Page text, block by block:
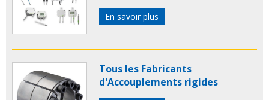
En savoir plus
Tous les Fabricants
d'Accouplements rigides